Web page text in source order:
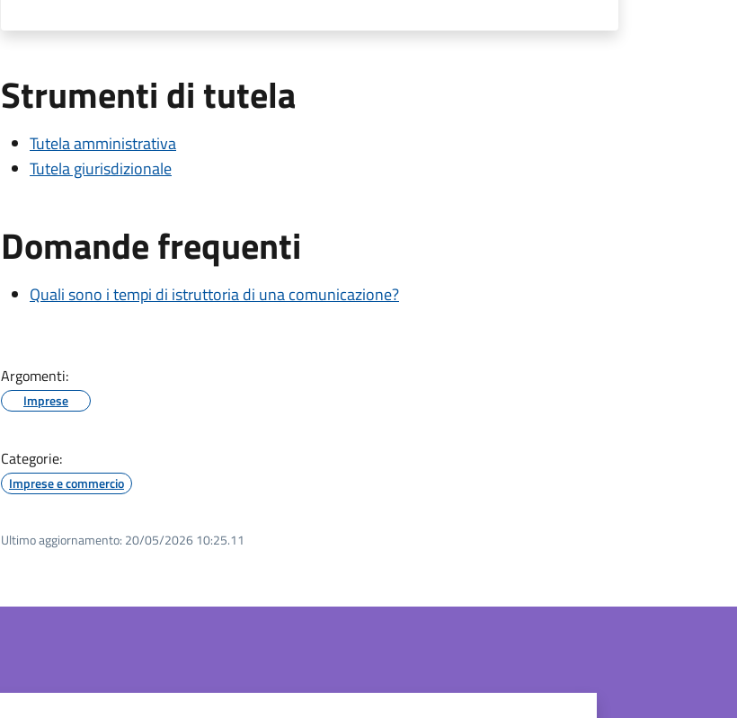
Strumenti di tutela
Tutela amministrativa
Tutela giurisdizionale
Domande frequenti
Quali sono i tempi di istruttoria di una comunicazione?
Argomenti:
Imprese
Categorie:
Imprese e commercio
Ultimo aggiornamento: 20/05/2026 10:25.11